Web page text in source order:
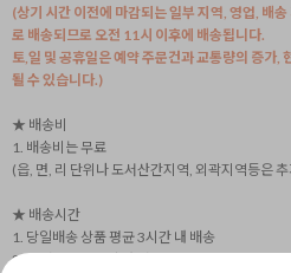
(상기 시간 이전에 마감되는 일부 지역, 영업, 배
로 배송되므로 오전 11시 이후에 배송됩니다.
토,일 및 공휴일은 예약 주문건과 교통량의 증가,
될 수 있습니다.)
★ 배송비
1. 배송비는 무료
(읍, 면, 리 단위나 도서산간지역, 외곽지역등은
★ 배송시간
1. 당일배송 상품 평균 3시간 내 배송
2. 택배상품 2~3일 내 배송